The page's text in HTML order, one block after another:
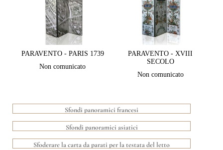
PARAVENTO - PARIS 1739
Non comunicato
PARAVENTO - XVIII
SECOLO
Non comunicato
Sfondi panoramici francesi
Sfondi panoramici asiatici
Sfoderare la carta da parati per la testata del letto